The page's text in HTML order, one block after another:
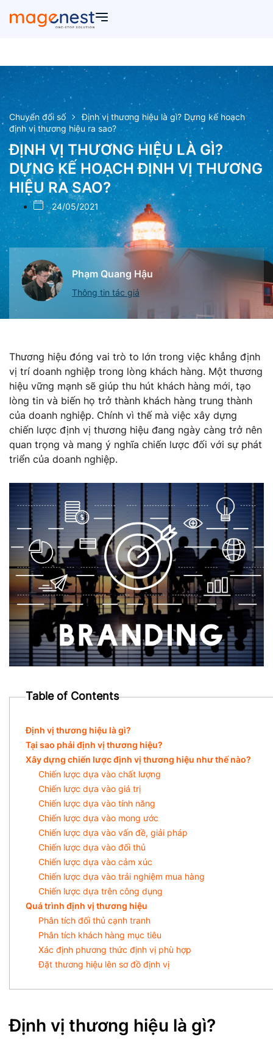
Chuyển đổi số
Định vị thương hiệu là gì? Dựng kế hoạch
định vị thương hiệu ra sao?
ĐỊNH VỊ THƯƠNG HIỆU LÀ GÌ?
DỰNG KẾ HOẠCH ĐỊNH VỊ THƯƠNG
HIỆU RA SAO?
24/05/2021
Phạm Quang Hậu
Thông tin tác giả
Thương hiệu đóng vai trò to lớn trong việc khẳng định
vị trí doanh nghiệp trong lòng khách hàng. Một thương
hiệu vững mạnh sẽ giúp thu hút khách hàng mới, tạo
lòng tin và biến họ trở thành khách hàng trung thành
của doanh nghiệp. Chính vì thế mà việc xây dựng
chiến lược định vị thương hiệu đang ngày càng trở nên
quan trọng và mang ý nghĩa chiến lược đối với sự phát
triển của doanh nghiệp.
Table of Contents
Định vị thương hiệu là gì?
Tại sao phải định vị thương hiệu?
Xây dựng chiến lược định vị thương hiệu như thế nào?
Chiến lược dựa vào chất lượng
Chiến lược dựa vào giá trị
Chiến lược dựa vào tính năng
Chiến lược dựa vào mong ước
Chiến lược dựa vào vấn đề, giải pháp
Chiến lược dựa vào đối thủ
Chiến lược dựa vào cảm xúc
Chiến lược dựa vào trải nghiệm mua hàng
Chiến lược dựa trên công dụng
Quá trình định vị thương hiệu
Phân tích đối thủ cạnh tranh
Phân tích khách hàng mục tiêu
Xác định phương thức định vị phù hợp
Đặt thương hiệu lên sơ đồ định vị
Định vị thương hiệu là gì?